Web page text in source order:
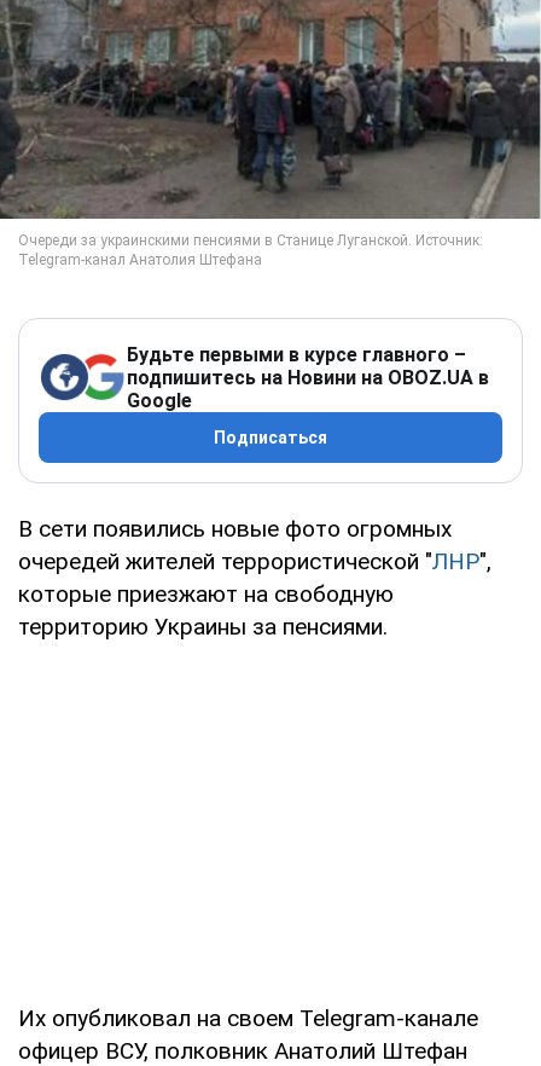
Будьте первыми в курсе главного –
подпишитесь на Новини на OBOZ.UA в
Google
Подписаться
В сети появились новые фото огромных
очередей жителей террористической "ЛНР",
которые приезжают на свободную
территорию Украины за пенсиями.
Их опубликовал на своем Telegram-канале
офицер ВСУ, полковник Анатолий Штефан